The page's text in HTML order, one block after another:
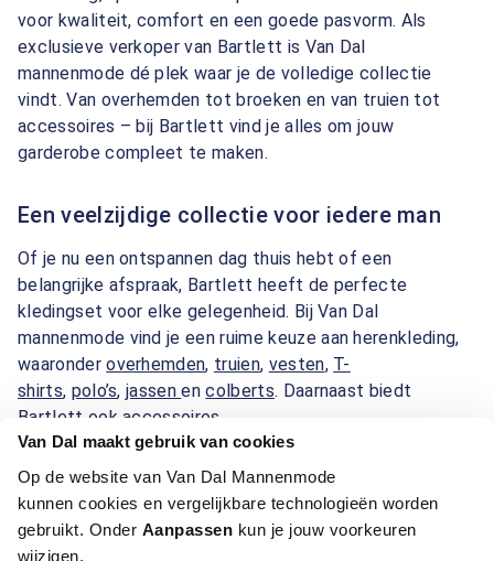
Van Dal maakt gebruik van cookies
Op de website van Van Dal Mannenmode
kunnen cookies en vergelijkbare technologieën worden
gebruikt. Onder Aanpassen kun je jouw voorkeuren
wijzigen.
voor kwaliteit, comfort en een goede pasvorm. Als
exclusieve verkoper van Bartlett is Van Dal
mannenmode dé plek waar je de volledige collectie
vindt. Van overhemden tot broeken en van truien tot
accessoires – bij Bartlett vind je alles om jouw
garderobe compleet te maken.
Een veelzijdige collectie voor iedere man
Of je nu een ontspannen dag thuis hebt of een
belangrijke afspraak, Bartlett heeft de perfecte
kledingset voor elke gelegenheid. Bij Van Dal
mannenmode vind je een ruime keuze aan herenkleding,
waaronderoverhemden, truien, vesten, T-
shirts, polo’s,jassenencolberts. Daarnaast biedt
Bartlett ook accessoires
zoalsriemen,stropdassen ,petten,
Elk artikel staat garant voor kwaliteit en comfort,
gecombineerd met een tijdloze uitstraling.